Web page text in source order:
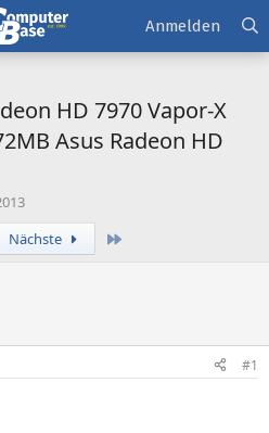
Anmelden
HD 7970 Vapor-X
Asus Radeon HD
Nächste
#1